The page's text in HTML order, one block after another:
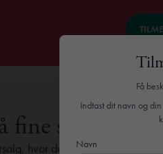
Få
Indtast dit navn og
Navn
smykker
hvor du kan gøre fantastiske